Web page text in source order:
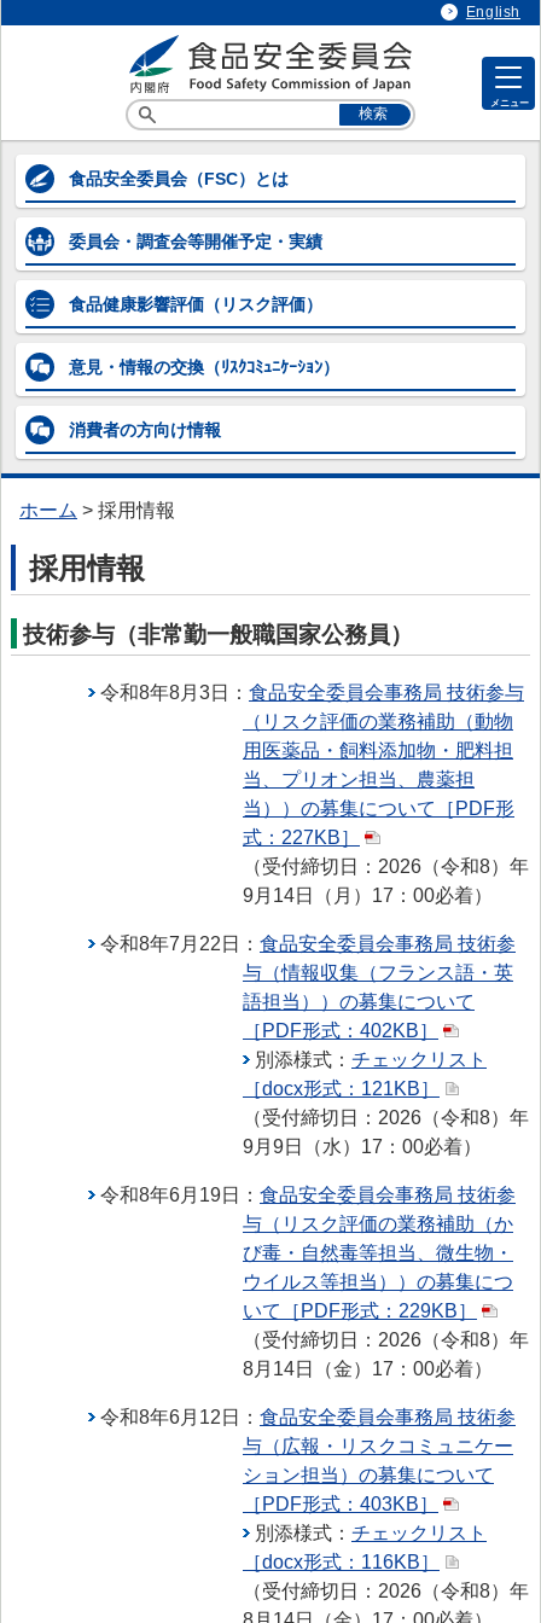
English
メニュー
各専門調査会等の情報
各専門調査会等の情報
> 企画等専門調査会
> 添加物専門調査会
> 農薬第一～第五専門調査会
> 動物用医薬品専門調査会
> 器具・容器包装専門調査会
> 汚染物質等専門調査会
> 微生物・ウイルス専門調査会
> プリオン専門調査会
> 遺伝子組換え食品等専門調査会
> 新開発食品専門調査会
> 肥料・飼料等専門調査会
> 以前設置していた主なワーキンググループ
> 食品安全情報のデータベース検索
> 食品安全委員会による評価書・QA等一覧（50音順）
> 食品安全委員会が評価した化学物質の毒性評価情報
食品健康影響評価のためのリスクプロファイル
ファクトシート（科学的知見に基く概要書）
食品安全モニター
食品安全委員会 （FSC）とは
委員会・調査会等開催予定・実績
食品健康影響評価 （リスク評価）
意見・情報の交換 （ﾘｽｸｺﾐｭﾆｹｰｼｮﾝ）
消費者の方向け情報
ホーム > 採用情報
採用情報
技術参与（非常勤一般職国家公務員）
令和8年8月3日： 食品安全委員会事務局 技術参与
（リスク評価の業務補助（動物
用医薬品・飼料添加物・肥料担
当、プリオン担当、農薬担
当））の募集について［PDF形
式：227KB］
（受付締切日：2026（令和8）年
9月14日（月）17：00必着）
令和8年7月22日： 食品安全委員会事務局 技術参
与（情報収集（フランス語・英
語担当））の募集について
［PDF形式：402KB］
別添様式： チェックリスト
［docx形式：121KB］
（受付締切日：2026（令和8）年
9月9日（水）17：00必着）
令和8年6月19日： 食品安全委員会事務局 技術参
与（リスク評価の業務補助（か
び毒・自然毒等担当、微生物・
ウイルス等担当））の募集につ
いて［PDF形式：229KB］
（受付締切日：2026（令和8）年
8月14日（金）17：00必着）
令和8年6月12日： 食品安全委員会事務局 技術参
与（広報・リスクコミュニケー
ション担当）の募集について
［PDF形式：403KB］
別添様式： チェックリスト
［docx形式：116KB］
（受付締切日：2026（令和8）年